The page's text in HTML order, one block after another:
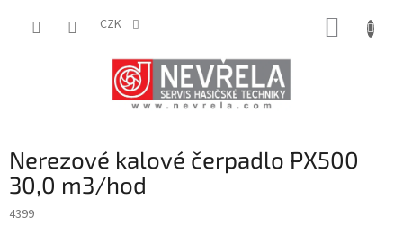
CZK
Nerezové kalové čerpadlo PX500
30,0 m3/hod
4399